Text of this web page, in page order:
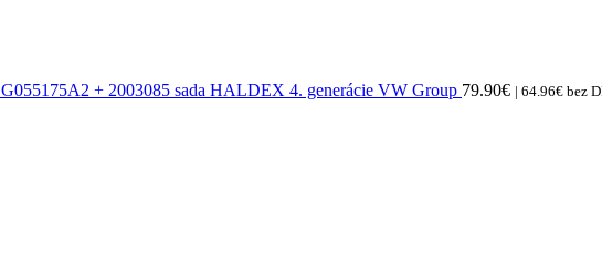
G055175A2 + 2003085 sada HALDEX 4. generácie VW Group 79.90€ | 64.96€ bez